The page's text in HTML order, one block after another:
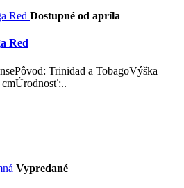
Dostupné od apríla
Red
Trinidad a TobagoVýška
cmÚrodnosť:..
Vypredané